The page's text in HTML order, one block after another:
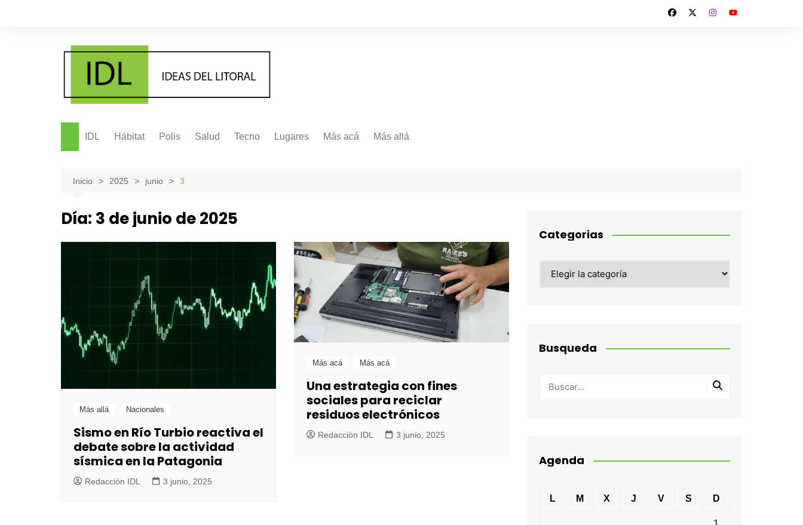
IDL Hábitat Polis Salud Tecno Lugares Más acá Más allá
Inicio 2025 junio 3
Día: 3 de junio de 2025
Más allá Nacionales
Sismo en Río Turbio reactiva el
debate sobre la actividad
sísmica en la Patagonia
Redacción IDL 3 junio, 2025
Más acá Más acá
Una estrategia con fines
sociales para reciclar
residuos electrónicos
Redacción IDL 3 junio, 2025
Categorias
Busqueda
Agenda
L M X J V S D